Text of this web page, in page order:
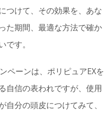
つけて、その効果を、あな
た期間、最適な方法で確か
す。
ペーンは、ポリピュアEXを
自信の表われですが、使用
分の頭皮につけてみて、